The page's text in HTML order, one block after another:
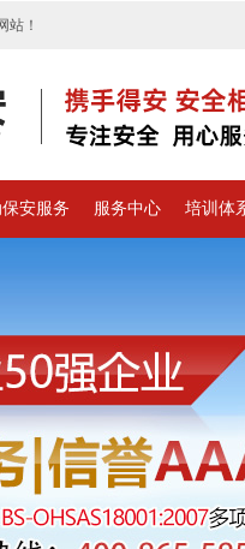
站！
安服务 服务中心 培训体